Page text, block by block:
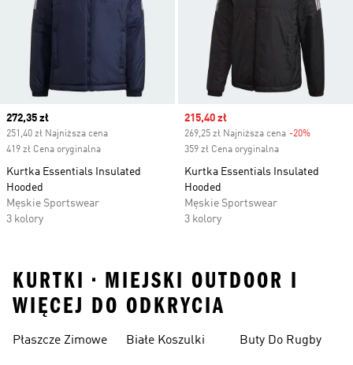
Current price
272,35 zł
251,40 zł Najniższa cena
419 zł Cena oryginalna
Kurtka Essentials Insulated
Hooded
Męskie Sportswear
3 kolory
Sale price
215,40 zł
269,25 zł Najniższa cena -20%
359 zł Cena oryginalna
Kurtka Essentials Insulated
Hooded
Męskie Sportswear
3 kolory
KURTKI • MIEJSKI OUTDOOR I
WIĘCEJ DO ODKRYCIA
Płaszcze Zimowe Białe Koszulki Buty Do Rugby